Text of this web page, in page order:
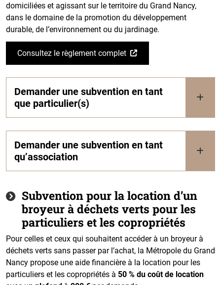
domiciliées et agissant sur le territoire du Grand Nancy,
dans le domaine de la promotion du développement
durable, de l’environnement ou du jardinage.
Consultez le règlement complet
Demander une subvention en tant
que particulier(s)
Demander une subvention en tant
qu’association
Subvention pour la location d’un
broyeur à déchets verts pour les
particuliers et les copropriétés
Pour celles et ceux qui souhaitent accéder à un broyeur à
déchets verts sans passer par l’achat, la Métropole du Grand
Nancy propose une aide financière à la location pour les
particuliers et les copropriétés à 50 % du coût de location